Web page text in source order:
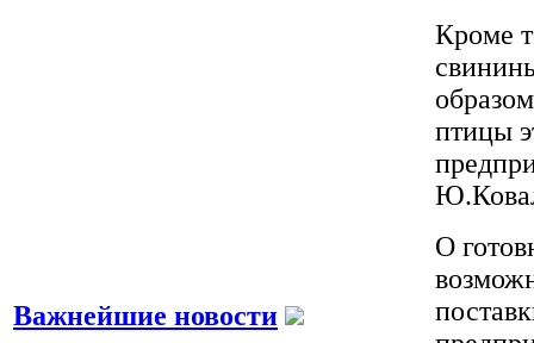
Важнейшие новости
Кроме
птицы
О